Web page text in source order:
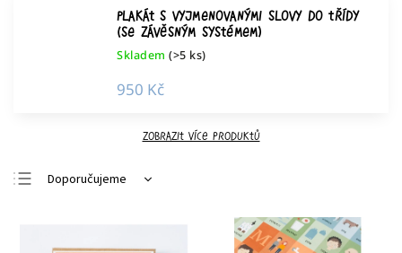
Plakát s vyjmenovanými slovy do třídy
(se závěsným systémem)
Skladem (>5 ks)
950 Kč
Zobrazit více produktů
Doporučujeme